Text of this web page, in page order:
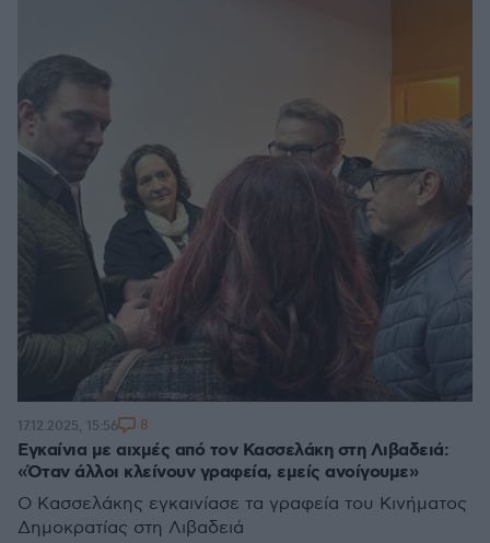
Εγκαίνια με αιχμές από τον Κασσελάκη στη Λιβαδειά:
«Όταν άλλοι κλείνουν γραφεία, εμείς ανοίγουμε»
Ο Κασσελάκης εγκαινίασε τα γραφεία του Κινήματος
Δημοκρατίας στη Λιβαδειά
17.12.2025, 15:56 8